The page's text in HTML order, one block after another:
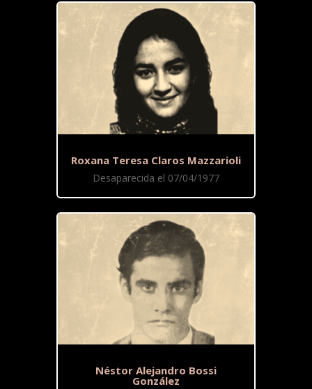
Roxana Teresa Claros Mazzarioli
Desaparecida el 07/04/1977
Néstor Alejandro Bossi
González